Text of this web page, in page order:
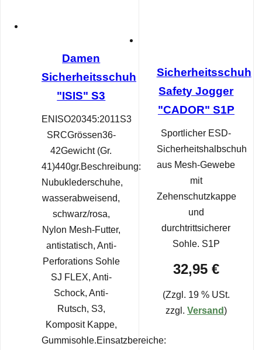
Damen
Sicherheitsschuh
"ISIS" S3
ENISO20345:2011S3
SRCGrössen36-
42Gewicht (Gr.
41)440gr.Beschreibung:
Nubuklederschuhe,
wasserabweisend,
schwarz/rosa,
Nylon Mesh-Futter,
antistatisch, Anti-
Perforations Sohle
SJ FLEX, Anti-
Schock, Anti-
Rutsch, S3,
Komposit Kappe,
Gummisohle.Einsatzbereiche:
Sicherheitsschuh
Safety Jogger
"CADOR" S1P
Sportlicher ESD-
Sicherheitshalbschuh
aus Mesh-Gewebe
mit
Zehenschutzkappe
und
durchtrittsicherer
Sohle. S1P
32,95 €
(Zzgl. 19 % USt.
zzgl. Versand)